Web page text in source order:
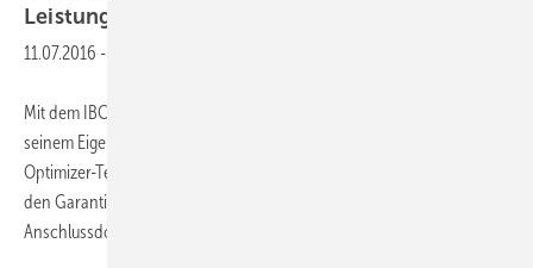
Leistungsoptimierer
11.07.2016 -
Mit dem IBC MonoSol CS4 Smart bietet IBC Solar ein Smartmodul in
seinem Eigenmarkenportfolio an. Das Modul kombiniert die
Optimizer-Technologie von Tigo mit der kontrollierten Qualität und
den Garantien der Vorteils-Module aus der IBC Solar Line. Ein in der
Anschlussdose